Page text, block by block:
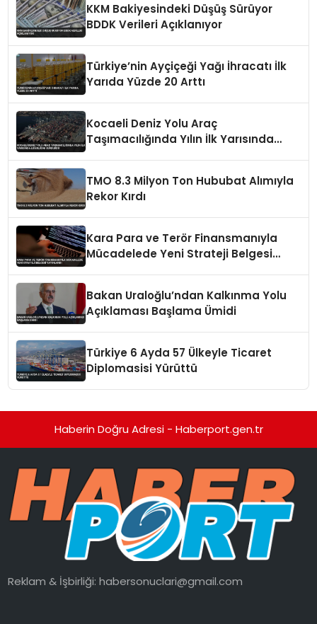
KKM Bakiyesindeki Düşüş Sürüyor
BDDK Verileri Açıklanıyor
Türkiye’nin Ayçiçeği Yağı İhracatı İlk
Yarıda Yüzde 20 Arttı
Kocaeli Deniz Yolu Araç
Taşımacılığında Yılın İlk Yarısında
TMO 8.3 Milyon Ton Hububat Alımıyla
Rekor Kırdı
Kara Para ve Terör Finansmanıyla
Mücadelede Yeni Strateji Belgesi
Bakan Uraloğlu’ndan Kalkınma Yolu
Açıklaması Başlama Ümidi
Türkiye 6 Ayda 57 Ülkeyle Ticaret
Diplomasisi Yürüttü
Haberin Doğru Adresi - Haberport.gen.tr
Reklam & İşbirliği:habersonuclari@gmail.com